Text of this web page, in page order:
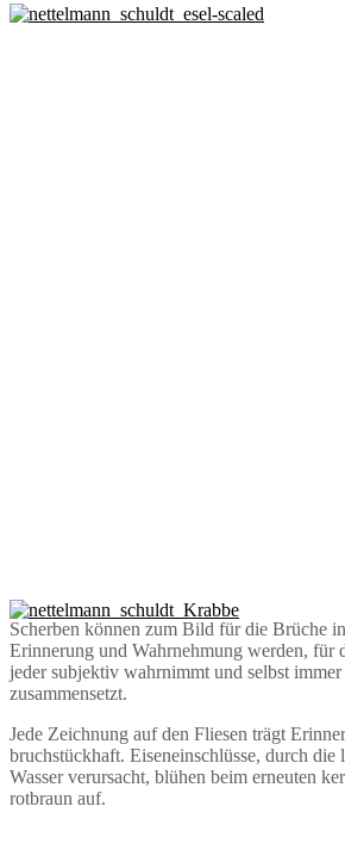
Scherben können zum Bild für die Brüche
Erinnerung und Wahrnehmung werden, für
jeder subjektiv wahrnimmt und selbst
zusammensetzt.
Jede Zeichnung auf den Fliesen trägt
bruchstückhaft. Eiseneinschlüsse, durch die
Wasser verursacht, blühen beim erneuten
rotbraun auf.